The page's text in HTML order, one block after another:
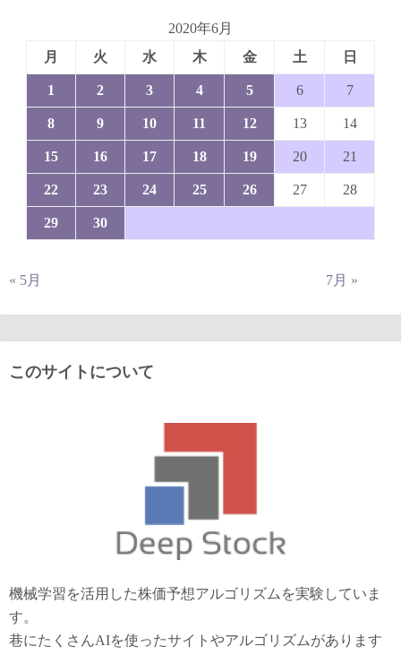
2020年6月
月
火 水 木 金 土 日
1 2 3 4 5 6 7
8 9 10 11 12 13 14
15 16 17 18 19 20 21
22 23 24 25 26 27 28
29 30
« 5月 7月 »
このサイトについて
機械学習を活用した株価予想アルゴリズムを実験していま
す。
巷にたくさんAIを使ったサイトやアルゴリズムがあります